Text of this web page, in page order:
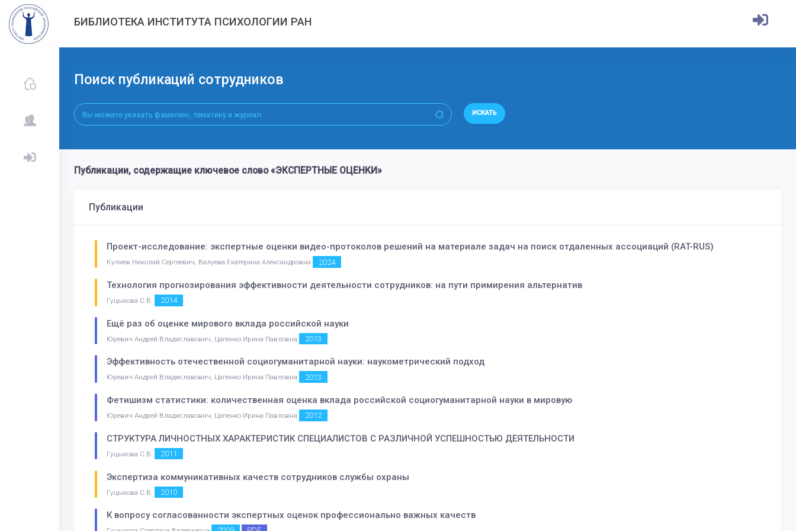
БИБЛИОТЕКА ИНСТИТУТА ПСИХОЛОГИИ РАН
Поиск публикаций сотрудников
ИСКАТЬ
Публикации, содержащие ключевое слово «ЭКСПЕРТНЫЕ ОЦЕНКИ»
Публикации
Проект-исследование: экспертные оценки видео-протоколов решений на материале задач на поиск отдаленных ассоциаций (RAT-RUS)
Кулиев Николай Сергеевич, Валуева Екатерина Александровна 2024
Технология прогнозирования эффективности деятельности сотрудников: на пути примирения альтернатив
Гуцыкова С.В. 2014
Ещё раз об оценке мирового вклада российской науки
Юревич Андрей Владиславович, Цапенко Ирина Павловна 2013
Эффективность отечественной социогуманитарной науки: наукометрический подход
Юревич Андрей Владиславович, Цапенко Ирина Павловна 2013
Фетишизм статистики: количественная оценка вклада российской социогуманитарной науки в мировую
Юревич Андрей Владиславович, Цапенко Ирина Павловна 2012
СТРУКТУРА ЛИЧНОСТНЫХ ХАРАКТЕРИСТИК СПЕЦИАЛИСТОВ С РАЗЛИЧНОЙ УСПЕШНОСТЬЮ ДЕЯТЕЛЬНОСТИ
Гуцыкова С.В. 2011
Экспертиза коммуникативных качеств сотрудников службы охраны
Гуцыкова С.В. 2010
К вопросу согласованности экспертных оценок профессионально важных качеств